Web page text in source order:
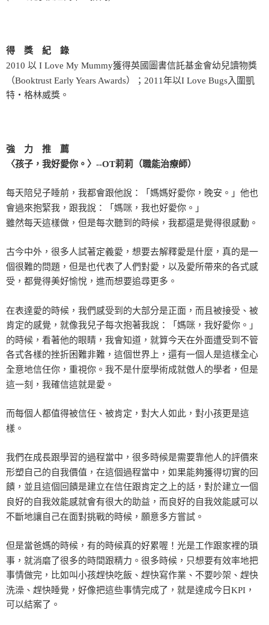
得 獎 紀 錄
2010 以 I Love My Mummy獲得英國圖書信託基金會幼兒讀物獎
（Booktrust Early Years Awards）；2011年以I Love Bugs入圍凱
特‧格林威獎。
強 力 推 薦
〈孩子，我好愛你。〉--OT莉莉（職能治療師）
每天陪兒子睡前，我都會跟他說：「媽媽好愛你，晚安。」他也
會過來抱緊我，跟我說：「媽咪，我也好愛你。」
雖然每天這樣做，但是每次聽到的時候，我都還是覺得很感動。
古今中外，很多人試著定義愛，想要去解釋愛是什麼，真的是一
個很難的問題，但是也代表了人們對愛，以及愛所帶來的各式感
受，都覺得美好愉悅，進而想要追尋更多。
在表達愛的時候，我們感受到的大部分是正面，而且被接受、被
肯定的感覺，就像我兒子每次抱著我說：「媽咪，我好愛你。」
的時候，看著他的眼睛，我會知道，就算今天在外面遭受到不管
各式各樣的挫折困難非難，這個世界上，還有一個人是這樣全心
全意地信任你，重視你。我不是什麼學術成就傲人的學者，但是
這一刻，我確信這就是愛。
而每個人都值得被信任、被肯定，對大人如此，對小孩更是這
樣。
我們在成長跟學習的過程當中，很多時候是需要靠他人的評價來
形塑自己的自我價值，在這個過程當中，如果能夠獲得切實的回
饋，並且這個回饋是建立在信任跟肯定之上的話，對於建立一個
良好的自我效能感就會有很大的助益，而良好的自我效能感可以
不斷地讓自己在面對挑戰的時候，願意多方嘗試。
但是當爸媽的時候，有的時候真的好累喔！光是工作跟家裡的瑣
事，就消磨了很多的時間跟精力。很多時候，只想要有效率地把
事情做完，比如叫小孩趕快吃飯、趕快寫作業、不要吵架、趕快
洗澡、趕快睡覺，好像把這些事情完成了，就是達成今日KPI，
可以結案了。